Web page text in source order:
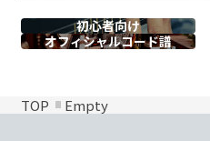
初心者向け
オフィシャルコード譜
TOP Empty